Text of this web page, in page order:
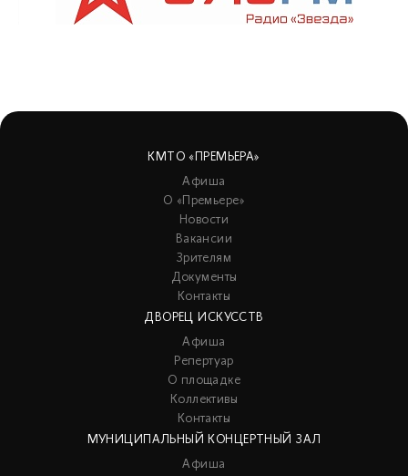
КМТО «ПРЕМЬЕРА»
Афиша
О «Премьере»
Новости
Вакансии
Зрителям
Документы
Контакты
ДВОРЕЦ ИСКУССТВ
Афиша
Репертуар
О площадке
Коллективы
Контакты
МУНИЦИПАЛЬНЫЙ КОНЦЕРТНЫЙ ЗАЛ
Афиша